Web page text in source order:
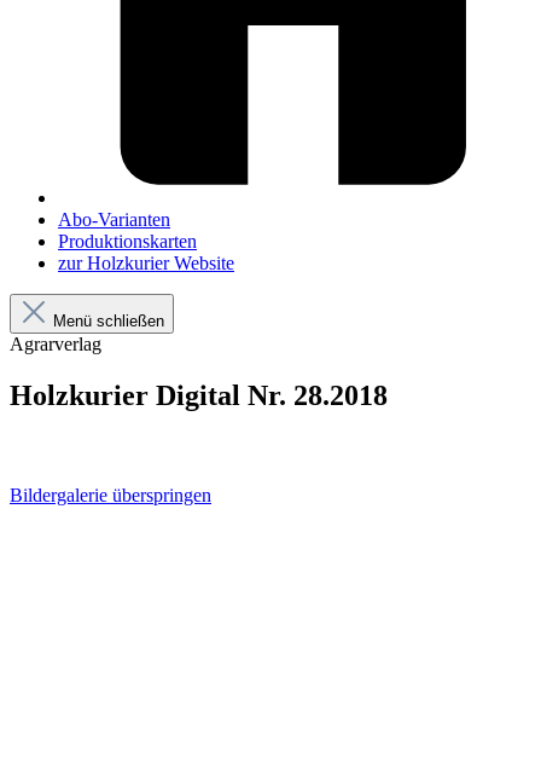
Abo-Varianten
Produktionskarten
zur Holzkurier Website
Menü schließen
Agrarverlag
Holzkurier Digital Nr. 28.2018
Bildergalerie überspringen